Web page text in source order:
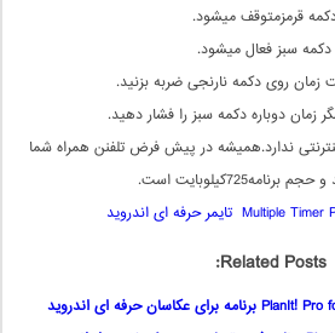
قرمزمتوقف میشود.
دکمه سبز فعال میشود.
زمان روی دکمه نارنجی ضربه بزنید.
زمان دوباره دکمه سبز را فشار دهید.
ندارد.همیشه در پیش فرض تلفنن همراه شما
است.
Related Posts: